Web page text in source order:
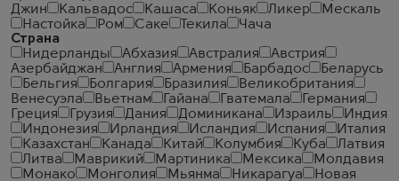
Джин
Кальвадос Кашаса Коньяк Ликер
Мескаль
Настойка
Ром Саке Текила
Чача
Страна
Нидерланды
Абхазия Австралия
Австрия
Азербайджан
Англия Армения Барбадос
Беларусь
Бельгия
Болгария Бразилия
Великобритания
Венесуэла
Вьетнам Гайана Гватемала
Германия
Греция
Грузия Дания Доминикана Израиль
Индия
Индонезия
Ирландия Исландия Испания
Италия
Казахстан
Канада Китай Колумбия Куба
Латвия
Литва
Маврикий Мартиника Мексика
Молдавия
Монако
Монголия Мьянма Никарагуа
Новая